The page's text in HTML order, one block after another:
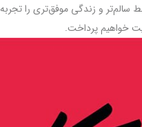
سالم‌تر و زندگی موفق‌تری را تجربه
خواهیم پرداخت.